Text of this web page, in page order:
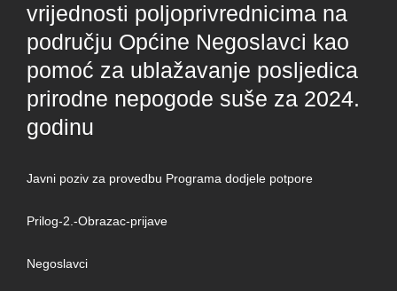
vrijednosti poljoprivrednicima na
području Općine Negoslavci kao
pomoć za ublažavanje posljedica
prirodne nepogode suše za 2024.
godinu
Javni poziv za provedbu Programa dodjele potpore
Prilog-2.-Obrazac-prijave
Negoslavci